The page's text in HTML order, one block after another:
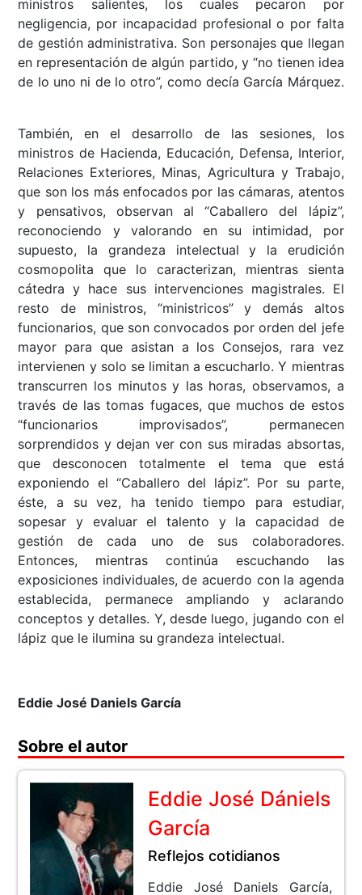
ministros salientes, los cuales pecaron por
negligencia, por incapacidad profesional o por falta
de gestión administrativa. Son personajes que llegan
en representación de algún partido, y “no tienen idea
de lo uno ni de lo otro”, como decía García Márquez.
También, en el desarrollo de las sesiones, los
ministros de Hacienda, Educación, Defensa, Interior,
Relaciones Exteriores, Minas, Agricultura y Trabajo,
que son los más enfocados por las cámaras, atentos
y pensativos, observan al “Caballero del lápiz”,
reconociendo y valorando en su intimidad, por
supuesto, la grandeza intelectual y la erudición
cosmopolita que lo caracterizan, mientras sienta
cátedra y hace sus intervenciones magistrales. El
resto de ministros, “ministricos” y demás altos
funcionarios, que son convocados por orden del jefe
mayor para que asistan a los Consejos, rara vez
intervienen y solo se limitan a escucharlo. Y mientras
transcurren los minutos y las horas, observamos, a
través de las tomas fugaces, que muchos de estos
“funcionarios improvisados”, permanecen
sorprendidos y dejan ver con sus miradas absortas,
que desconocen totalmente el tema que está
exponiendo el “Caballero del lápiz”. Por su parte,
éste, a su vez, ha tenido tiempo para estudiar,
sopesar y evaluar el talento y la capacidad de
gestión de cada uno de sus colaboradores.
Entonces, mientras continúa escuchando las
exposiciones individuales, de acuerdo con la agenda
establecida, permanece ampliando y aclarando
conceptos y detalles. Y, desde luego, jugando con el
lápiz que le ilumina su grandeza intelectual.
Eddie José Daniels García
Sobre el autor
Eddie José Dániels
García
Reflejos cotidianos
Eddie José Daniels García,